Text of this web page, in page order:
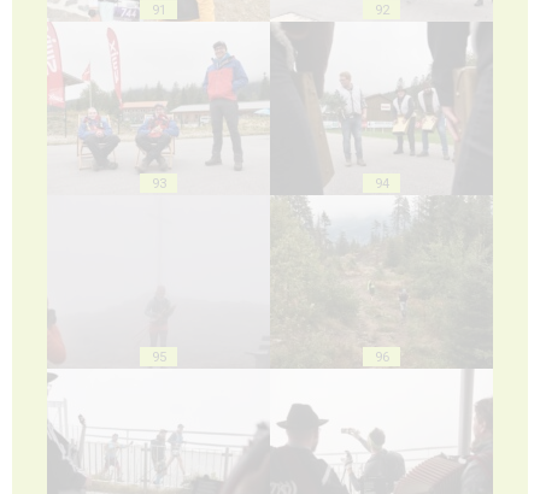
91 92
93 94
95 96